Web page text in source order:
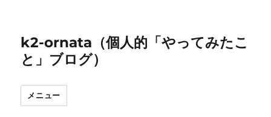
k2-ornata（個人的「やってみたこ
と」ブログ）
メニュー